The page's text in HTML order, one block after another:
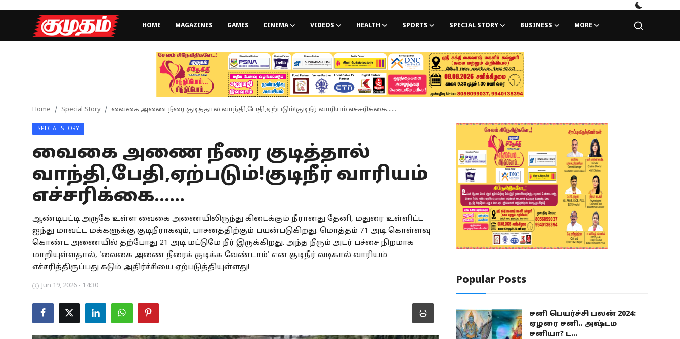
HOME MAGAZINES GAMES CINEMA VIDEOS HEALTH SPORTS SPECIAL STORY BUSINESS MORE
Games
Health
Special Story
Business
Tamilnadu
National
Home Special Story வைகை அணை நீரை குடித்தால் வாந்தி,பேதி,ஏற்படும்!குடிநீர் வாரியம் எச்சரிக்கை......
SPECIAL STORY
வைகை அணை நீரை குடித்தால்
வாந்தி,பேதி,ஏற்படும்!குடிநீர் வாரியம்
எச்சரிக்கை......
ஆண்டிபட்டி அருகே உள்ள வைகை அணையிலிருந்து கிடைக்கும் நீரானது தேனி, மதுரை உள்ளிட்ட
ஐந்து மாவட்ட மக்களுக்கு குடிநீராகவும், பாசனத்திற்கும் பயன்படுகிறது. மொத்தம் 71 அடி கொள்ளவு
கொண்ட அணையில் தற்போது 21 அடி மட்டுமே நீர் இருக்கிறது. அந்த நீரும் அடர் பச்சை நிறமாக
மாறியுள்ளதால், 'வைகை அணை நீரைக் குடிக்க வேண்டாம்' என குடிநீர் வடிகால் வாரியம்
எச்சரித்திருப்பது கடும் அதிர்ச்சியை ஏற்படுத்தியுள்ளது!
Jun 19, 2026 - 14:30 Popular Posts
சனி பெயர்ச்சி பலன் 2024:
ஏழரை சனி.. அஷ்டம
சனியா? ட...